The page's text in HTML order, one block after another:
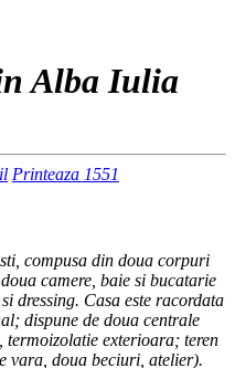
Alba Iulia
Printeaza 1551
compusa din doua corpuri
camere, baie si bucatarie
dressing. Casa este racordata
dispune de doua centrale
termoizolatie exterioara; teren
vara, doua beciuri, atelier).